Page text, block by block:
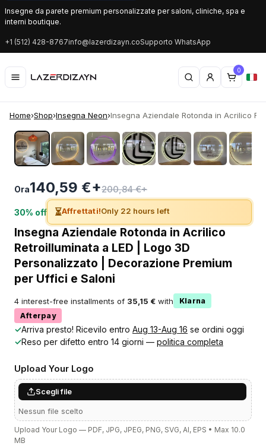
Insegne da parete premium personalizzate per saloni, cliniche, spa e
interni boutique.
+1 (512) 428-8767info@lazerdizayn.coSupporto WhatsApp
0
Home›Shop›Insegna Neon›Insegna Aziendale Rotonda in Acrilico
‹ ›
Ora140,59 €+200,84 €+
30% off ⏳Affrettati!Only 22 hours left
Insegna Aziendale Rotonda in Acrilico
Retroilluminata a LED | Logo 3D
Personalizzato | Decorazione Premium
per Uffici e Saloni
4 interest-free installments of 35,15 € with
Klarna
Afterpay
✓Arriva presto! Ricevilo entro Aug 13-Aug 16 se ordini oggi
✓Reso per difetto entro 14 giorni — politica completa
Upload Your Logo
Scegli file
Nessun file scelto
Upload Your Logo — PDF, JPG, JPEG, PNG, SVG, AI, EPS • Max 10.0
MB